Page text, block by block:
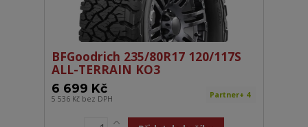
BFGoodrich 235/80R17 120/117S
ALL-TERRAIN KO3
6 699 Kč
5 536 Kč bez DPH Partner+ 4